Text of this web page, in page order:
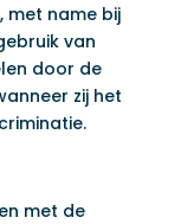
met name bij
van
door de
zij het
met de